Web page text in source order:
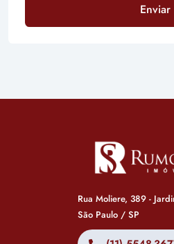
Enviar
Rua Moliere, 389 -
São Paulo / SP